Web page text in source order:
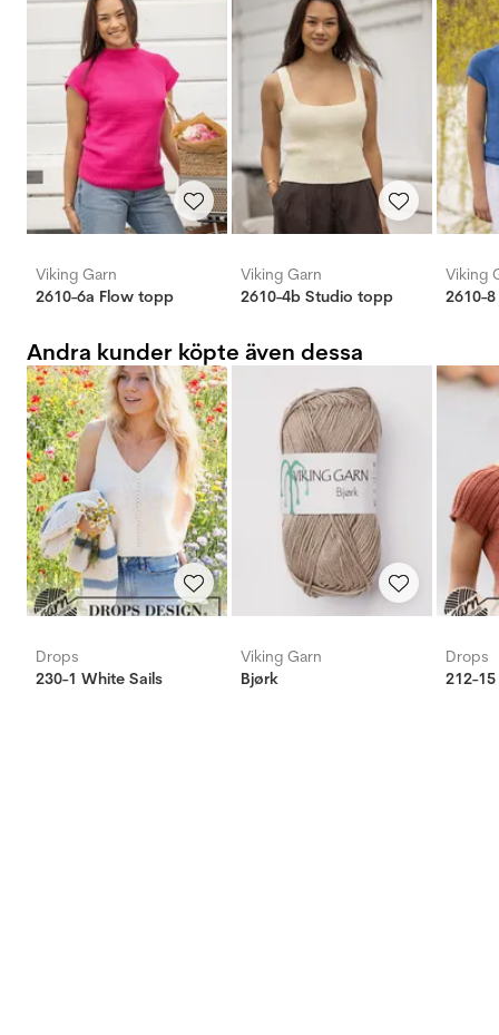
Viking Garn
2610-6a Flow topp
Viking Garn
2610-4b Studio topp
Viking
2610-
Andra kunder köpte även dessa
Drops
230-1 White Sails
Viking Garn
Bjørk
Drops
212-